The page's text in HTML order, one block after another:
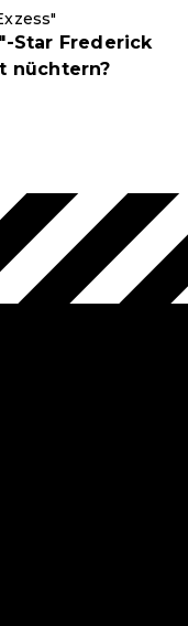
Star Frederick
nüchtern?